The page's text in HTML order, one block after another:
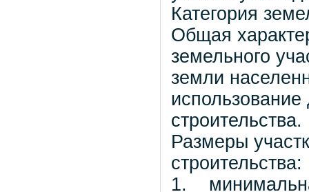
Категория
Общая
земельного
земли
строительства.
Размеры
строительства:
1.